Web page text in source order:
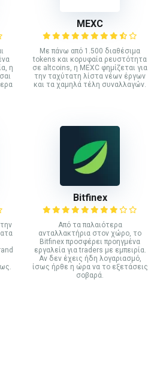
η
MEXC
Με πάνω από 1.500 διαθέσιμα
tokens και κορυφαία ρευστότητα
σε altcoins, η MEXC φημίζεται για
την ταχύτατη λίστα νέων έργων
και τα χαμηλά τέλη συναλλαγών.
Bitfinex
Από τα παλαιότερα
ανταλλακτήρια στον χώρο, το
Bitfinex προσφέρει προηγμένα
εργαλεία για traders με εμπειρία.
Αν δεν έχεις ήδη λογαριασμό,
ίσως ήρθε η ώρα να το εξετάσεις
σοβαρά.